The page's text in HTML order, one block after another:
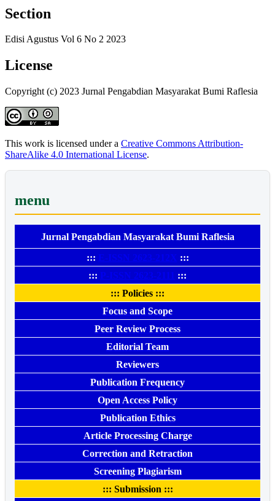
Section
Edisi Agustus Vol 6 No 2 2023
License
Copyright (c) 2023 Jurnal Pengabdian Masyarakat Bumi Raflesia
This work is licensed under a Creative Commons Attribution-
ShareAlike 4.0 International License.
menu
Jurnal Pengabdian Masyarakat Bumi Raflesia
::: E-ISSN 2623-212X :::
::: P-ISSN 2623-2111 :::
::: Policies :::
Focus and Scope
Peer Review Process
Editorial Team
Reviewers
Publication Frequency
Open Access Policy
Publication Ethics
Article Processing Charge
Correction and Retraction
Screening Plagiarism
::: Submission :::